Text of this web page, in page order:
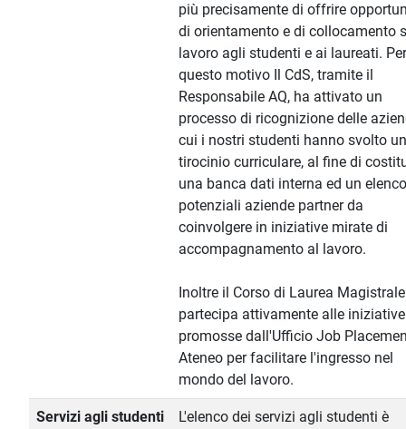
più precisamente di offrire
di orientamento e di collocamento
lavoro agli studenti e ai laureati. Per
questo motivo Il CdS, tramite il
Responsabile AQ, ha attivato un
processo di ricognizione delle
cui i nostri studenti hanno svolto un
tirocinio curriculare, al fine di
una banca dati interna ed un
potenziali aziende partner da
coinvolgere in iniziative mirate di
accompagnamento al lavoro.
Inoltre il Corso di Laurea Magistrale
partecipa attivamente alle iniziative
promosse dall'Ufficio Job
Ateneo per facilitare l'ingresso nel
mondo del lavoro.
Servizi agli studenti
L'elenco dei servizi agli studenti è